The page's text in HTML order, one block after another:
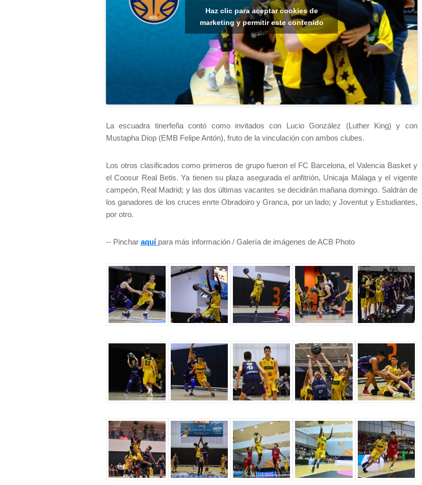
Haz clic para aceptar cookies de
marketing y permitir este contenido
La escuadra tinerfeña contó como invitados con Lucio González (Luther King) y con
Mustapha Diop (EMB Felipe Antón), fruto de la vinculación con ambos clubes.
Los otros clasificados como primeros de grupo fueron el FC Barcelona, el Valencia Basket y
el Coosur Real Betis. Ya tienen su plaza asegurada el anfitrión, Unicaja Málaga y el vigente
campeón, Real Madrid; y las dos últimas vacantes se decidirán mañana domingo. Saldrán de
los ganadores de los cruces enrte Obradoiro y Granca, por un lado; y Joventut y Estudiantes,
por otro.
-- Pinchar aquí para más información / Galería de imágenes de ACB Photo